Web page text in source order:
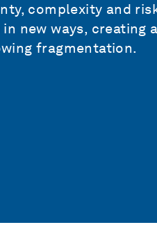
complexity and
new ways, creating
fragmentation.